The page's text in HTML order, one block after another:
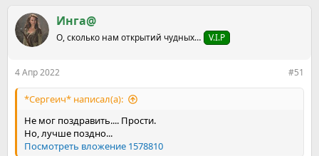
к
ц
и
Инга@
О, сколько нам открытий чудных… V.I.P
4 Апр 2022 #51
*Сергеич* написал(а):
Не мог поздравить.... Прости.
Но, лучше поздно...
Посмотреть вложение 1578810